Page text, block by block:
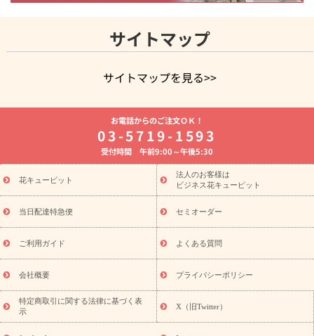
サイトマップ
サイトマップを見る>>
よく贈られる花
お祝いの花特集
誕生日フラワーギフト特集
8月の誕生花(トルコキキョウ)
開店・開業祝い
お供え・お悔やみ お供え・お悔やみの花
通夜・葬儀に贈る花 胡蝶蘭・花鉢
ーブドフラワー
季節のイベント
ひまわり ギフト・プレゼント
特集
お盆 花（新盆・初盆） 季節のイベント
お盆 花（新
盆・初盆）
お盆 花（新盆・初盆）
お盆・お供え 花とセットギ
フト
お盆・お供え プリザーブドフラワー
ひまわり ギフト・プ
レゼント特集
夏の花贈り・お中元・暑中見舞い 花のギフト特集
敬老の日におくる花ギフト・プレゼント特集
花ギフト・プレゼント特集
敬老の日 花のおすすめランキング
敬
老の日 花鉢植えのギフト・プレゼント特集
敬老の日 花とセットギ
フト・プレゼント特集
敬老の日の花 全てのギフト一覧
キャン
ペーン
「きょう誕生日なんです」キャンペーン
探す
誕生日フラワーギフト 誕生日フラワーギフト特集
誕生
お電話からのご注文ＯＫ！
03-5719-1593
受付時間 午前9:00～午後5:30
花キューピット
法人のお客様は
ビジネス花キューピット
当日配達特急便 セミオーダー
ご利用ガイド よくある質問
会社概要 プライバシーポリシー
特定商取引に関する法律に基づく表
示
X（旧Twitter）